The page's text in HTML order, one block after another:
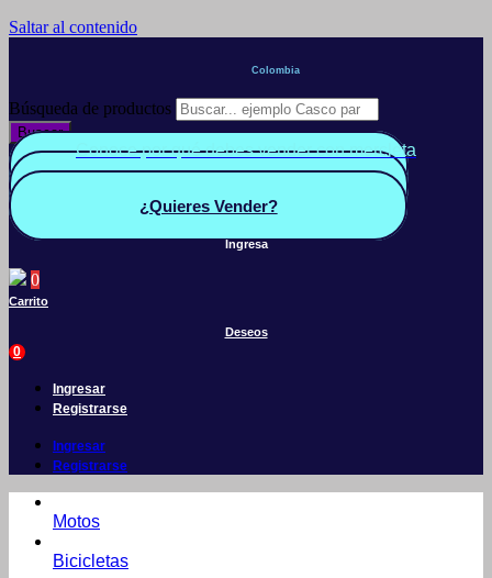
Saltar al contenido
Colombia
Búsqueda de productos
Buscar
Conoce por qué debes vender con mercleta
Quiero Vender
¿Quieres Vender?
Ingresa
0
Carrito
Deseos
0
Ingresar
Registrarse
Ingresar
Registrarse
Motos
Bicicletas